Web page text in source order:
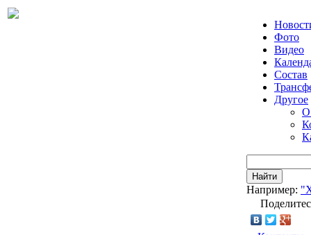
Фото
Видео
Состав
Другое
О
Найти
Например: